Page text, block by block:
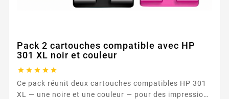
Pack 2 cartouches compatible avec HP
301 XL noir et couleur
    
Ce pack réunit deux cartouches compatibles HP 301
XL — une noire et une couleur — pour des impressions